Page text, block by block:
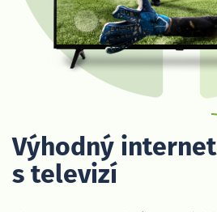
Výhodný internet
s televizí